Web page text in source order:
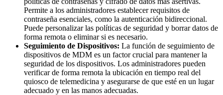
Permite a los administradores establecer requisitos de
contraseña esenciales, como la autenticación bidireccional.
Puede personalizar las políticas de seguridad y borrar datos de
forma remota o eliminar si es necesario.
Seguimiento de Dispositivos: La función de seguimiento de
dispositivos de MDM es un factor crucial para mantener la
seguridad de los dispositivos. Los administradores pueden
verificar de forma remota la ubicación en tiempo real del
quiosco de telemedicina y asegurarse de que esté en un lugar
adecuado y en las manos adecuadas.